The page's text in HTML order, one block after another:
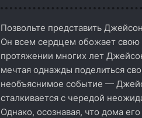
Позвольте представить
Он всем сердцем обожает свою
протяжении многих лет
мечтая однажды поделиться
необъяснимое событие —
сталкивается с чередой
Однако, осознавая, что дома